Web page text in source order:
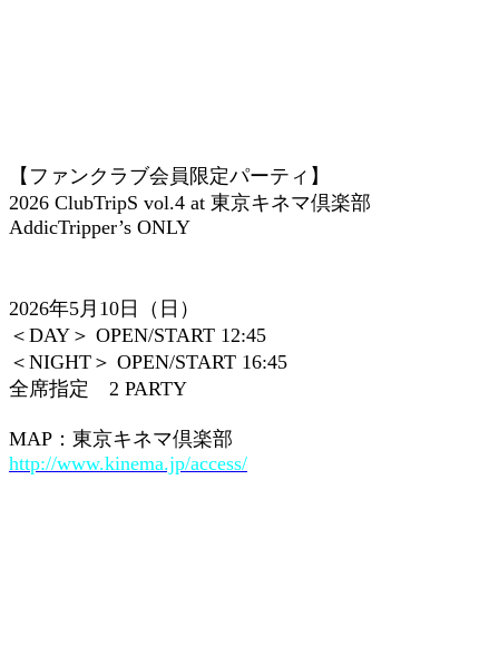
【ファンクラブ会員限定パーティ】
2026 ClubTripS vol.4 at 東京キネマ倶楽部
AddicTripper’s ONLY
2026年5月10日（日）
＜DAY＞ OPEN/START 12:45
＜NIGHT＞ OPEN/START 16:45
全席指定 2 PARTY
MAP：東京キネマ倶楽部
http://www.kinema.jp/access/